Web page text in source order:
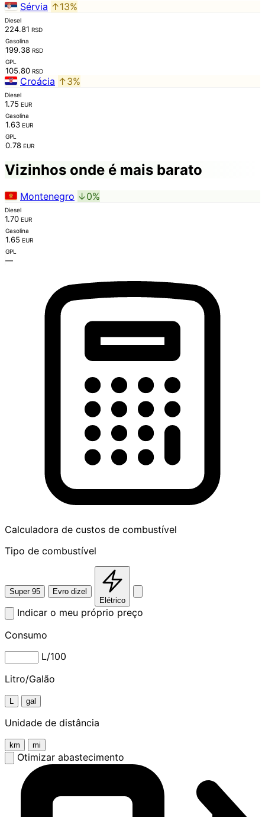
Sérvia ↑13%
Diesel
224.81 RSD
Gasolina
199.38 RSD
GPL
105.80 RSD
Croácia ↑3%
Diesel
1.75 EUR
Gasolina
1.63 EUR
GPL
0.78 EUR
Vizinhos onde é mais barato
Montenegro ↓0%
Diesel
1.70 EUR
Gasolina
1.65 EUR
GPL
—
Calculadora de custos de combustível
Tipo de combustível
Super 95
Evro dizel
Elétrico
Indicar o meu próprio preço
Consumo
L/100
Litro/Galão
L gal
Unidade de distância
km mi
Otimizar abastecimento